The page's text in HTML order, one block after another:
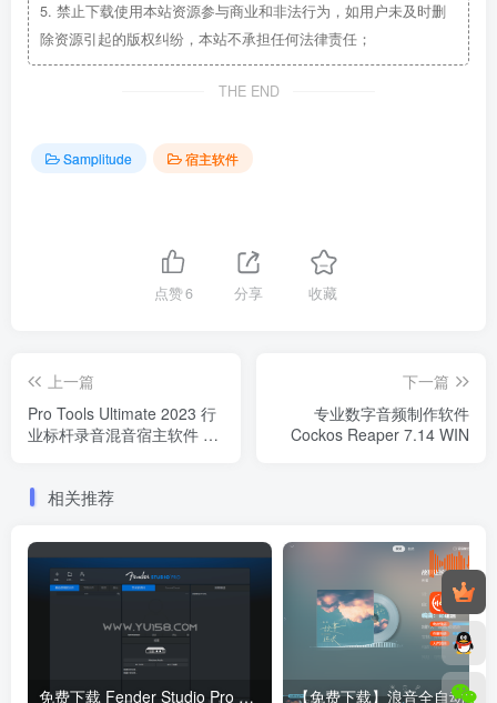
5. 禁止下载使用本站资源参与商业和非法行为，如用户未及时删
除资源引起的版权纠纷，本站不承担任何法律责任；
THE END
Samplitude 宿主软件
点赞6 分享 收藏
上一篇
Pro Tools Ultimate 2023 行
业标杆录音混音宿主软件 无
下一篇
专业数字音频制作软件
Cockos Reaper 7.14 WIN
相关推荐
免费下载 Fender Studio Pro 8 音频制作学习分享